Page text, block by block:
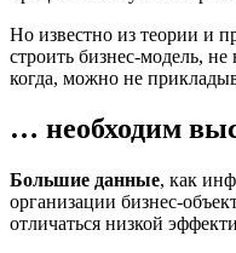
Но известно из теории и
строить бизнес-модель,
когда, можно не
… необходим
Большие данные, как
организации бизнес-
отличаться низкой